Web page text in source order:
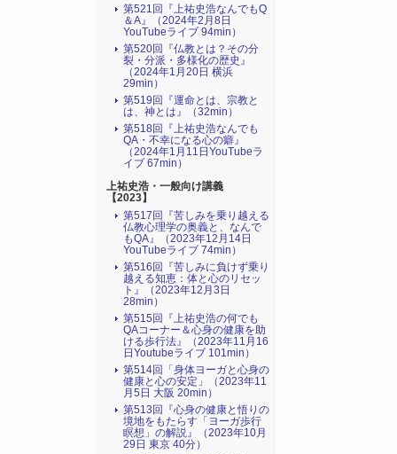
第521回『上祐史浩なんでもQ
＆A』（2024年2月8日
YouTubeライブ 94min）
第520回『仏教とは？その分
裂・分派・多様化の歴史』
（2024年1月20日 横浜
29min）
第519回『運命とは、宗教と
は、神とは』（32min）
第518回『上祐史浩なんでも
QA・不幸になる心の癖』
（2024年1月11日YouTubeラ
イブ 67min）
上祐史浩・一般向け講義
【2023】
第517回『苦しみを乗り越える
仏教心理学の奥義と、なんで
もQA』（2023年12月14日
YouTubeライブ 74min）
第516回『苦しみに負けず乗り
越える知恵：体と心のリセッ
ト』（2023年12月3日
28min）
第515回『上祐史浩の何でも
QAコーナー＆心身の健康を助
ける歩行法』（2023年11月16
日Youtubeライブ 101min）
第514回「身体ヨーガと心身の
健康と心の安定」（2023年11
月5日 大阪 20min）
第513回『心身の健康と悟りの
境地をもたらす「ヨーガ歩行
瞑想」の解説』（2023年10月
29日 東京 40分）